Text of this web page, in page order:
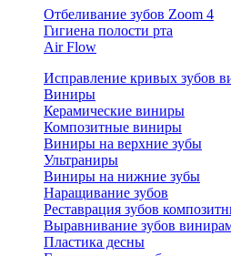
Отбеливание зубов Zoom 4
Гигиена полости рта
Air Flow
Исправление кривых зубов
Виниры
Керамические виниры
Композитные виниры
Виниры на верхние зубы
Ультраниры
Виниры на нижние зубы
Наращивание зубов
Реставрация зубов
Выравнивание зубов
Пластика десны